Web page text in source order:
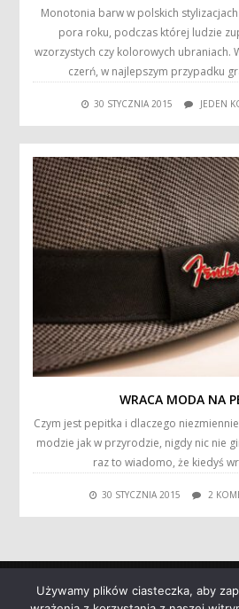
Monotonia barw w polskich
pora roku, podczas której ludzie
wzorzystych czy kolorowych ubraniach.
czerń, w najlepszym przypadku
30 STYCZNIA 2015 JEDEN
WRACA MODA NA
Czym jest pepitka i dlaczego
modzie jak w przyrodzie, nigdy nic nie
raz to wiadomo, że kiedyś
30 STYCZNIA 2015 2
Używamy plików ciasteczka, aby